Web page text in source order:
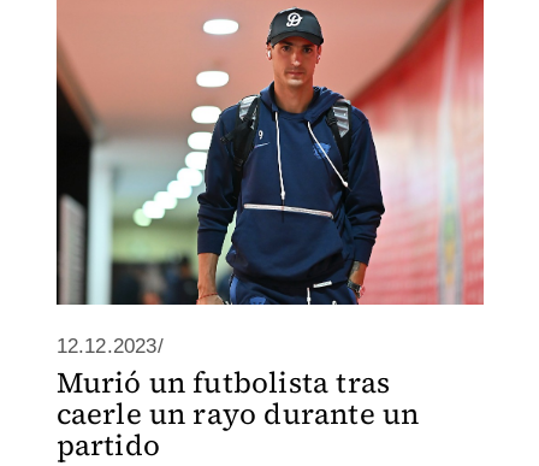
12.12.2023/
Murió un futbolista tras
caerle un rayo durante un
partido